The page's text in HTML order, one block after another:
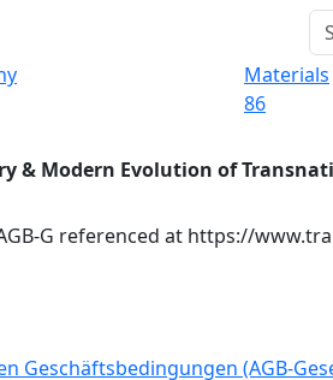
Materials
86
& Modern Evolution of
G referenced at https://
Geschäftsbedingungen (AGB-